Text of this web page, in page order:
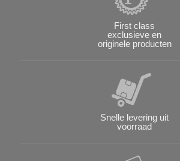
First class
exclusieve en
originele producten
Snelle levering uit
voorraad